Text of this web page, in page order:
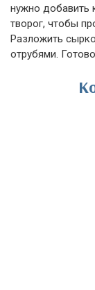
нужно добавить
творог, чтобы
Разложить
отрубями.